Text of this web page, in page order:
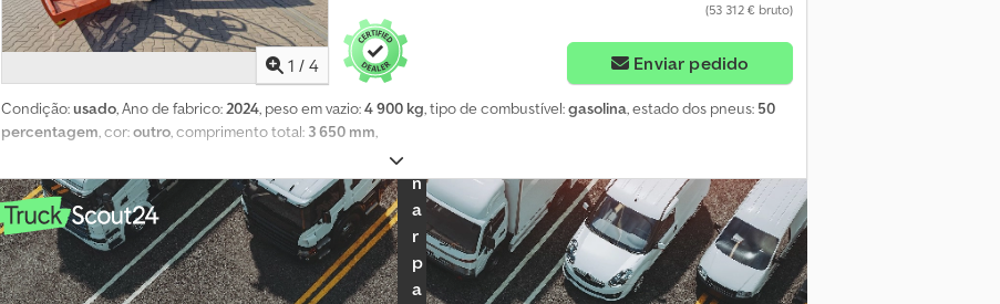
1 / 4
(53 312 € bruto)
Enviar pedido
Condição:usado, Ano de fabrico: 2024, peso em vazio:4 900 kg, tipo de combustível:gasolina, estado dos pneus: 50
percentagem , cor:outro , comprimento total: 3 650 mm
c
n
a
r
p
a